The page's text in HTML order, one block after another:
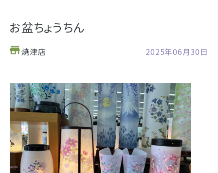
営業日時
9:00～18:00 毎週火曜日定休
駐車場12台駐車可能
所在地
〒434-0026
静岡県浜松市浜北区東美薗182
電話番号
053-586-7876
お仏壇
お墓
海洋散骨
樹木葬
お盆ちょうちん
焼津店 2025年06月30日